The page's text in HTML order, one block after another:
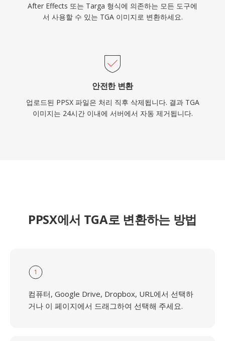
After Effects 또는 Targa 형식에 의존하는 모든 도구에
서 사용할 수 있는 TGA 이미지로 변환하세요.
안전한 변환
업로드된 PPSX 파일은 처리 직후 삭제됩니다. 결과 TGA
이미지는 24시간 이내에 서버에서 자동 제거됩니다.
PPSX에서 TGA로 변환하는 방법
1
컴퓨터, Google Drive, Dropbox, URL에서 선택하
거나 이 페이지에서 드래그하여 선택해 주세요.